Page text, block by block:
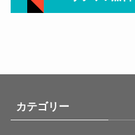
カテゴリー